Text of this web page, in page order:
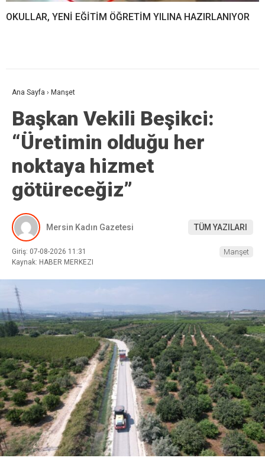
OKULLAR, YENİ EĞİTİM ÖĞRETİM YILINA HAZIRLANIYOR
Ana Sayfa › Manşet
Başkan Vekili Beşikci:
“Üretimin olduğu her
noktaya hizmet
götüreceğiz”
Mersin Kadın Gazetesi TÜM YAZILARI
Giriş: 07-08-2026 11:31
Kaynak: HABER MERKEZI
Manşet